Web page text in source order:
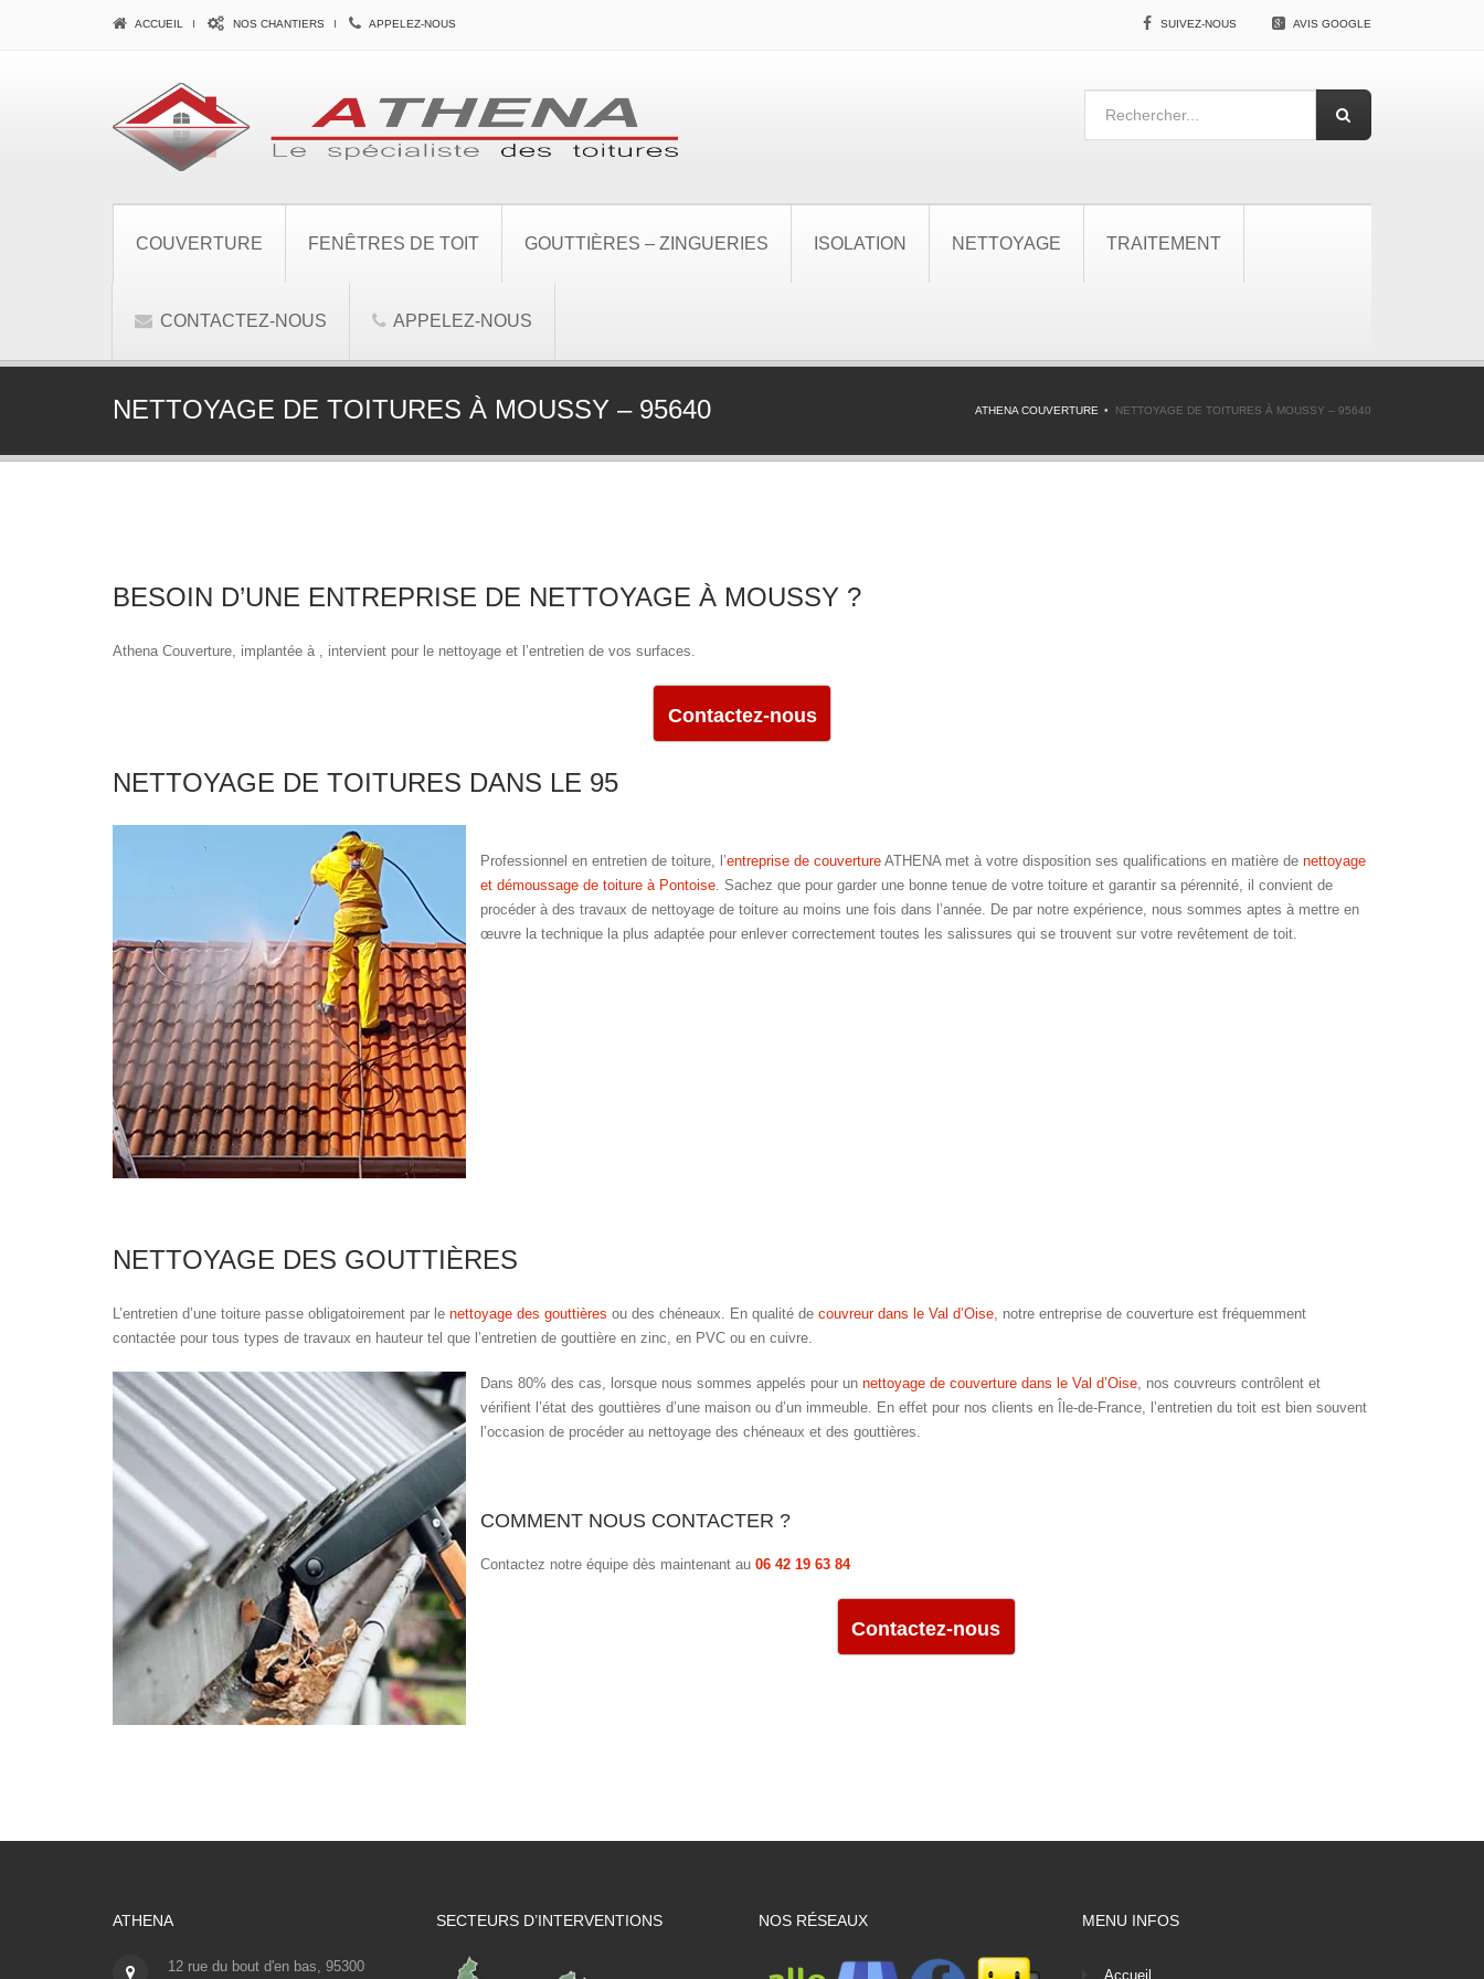
ACCUEIL NOS CHANTIERS APPELEZ-NOUS SUIVEZ-NOUS AVIS GOOGLE
COUVERTURE FENÊTRES DE TOIT GOUTTIÈRES – ZINGUERIES ISOLATION NETTOYAGE TRAITEMENT
CONTACTEZ-NOUS APPELEZ-NOUS
NETTOYAGE DE TOITURES À MOUSSY – 95640 ATHENA COUVERTURE NETTOYAGE DE TOITURES À MOUSSY – 95640
BESOIN D’UNE ENTREPRISE DE NETTOYAGE À MOUSSY ?
Athena Couverture, implantée à , intervient pour le nettoyage et l’entretien de vos surfaces.
Contactez-nous
NETTOYAGE DE TOITURES DANS LE 95
Professionnel en entretien de toiture, l’entreprise de couverture ATHENA met à votre disposition ses qualifications en matière de nettoyage
et démoussage de toiture à Pontoise. Sachez que pour garder une bonne tenue de votre toiture et garantir sa pérennité, il convient de
procéder à des travaux de nettoyage de toiture au moins une fois dans l’année. De par notre expérience, nous sommes aptes à mettre en
œuvre la technique la plus adaptée pour enlever correctement toutes les salissures qui se trouvent sur votre revêtement de toit.
NETTOYAGE DES GOUTTIÈRES
L’entretien d’une toiture passe obligatoirement par le nettoyage des gouttières ou des chéneaux. En qualité de couvreur dans le Val d’Oise , notre entreprise de couverture est fréquemment
contactée pour tous types de travaux en hauteur tel que l’entretien de gouttière en zinc, en PVC ou en cuivre.
Dans 80% des cas, lorsque nous sommes appelés pour un nettoyage de couverture dans le Val d’Oise, nos couvreurs contrôlent et
vérifient l’état des gouttières d’une maison ou d’un immeuble. En effet pour nos clients en Île-de-France, l’entretien du toit est bien souvent
l’occasion de procéder au nettoyage des chéneaux et des gouttières.
COMMENT NOUS CONTACTER ?
Contactez notre équipe dès maintenant au 06 42 19 63 84
Contactez-nous
ATHENA
12 rue du bout d'en bas, 95300
SECTEURS D’INTERVENTIONS NOS RÉSEAUX MENU INFOS
Accueil